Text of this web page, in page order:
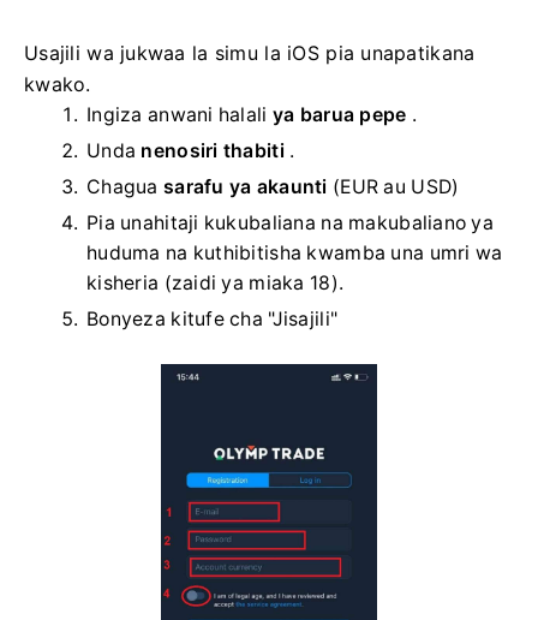
Usajili wa jukwaa la simu la iOS pia unapatikana
kwako.
Ingiza anwani halali ya barua pepe .
Unda nenosiri thabiti .
Chagua sarafu ya akaunti (EUR au USD)
Pia unahitaji kukubaliana na makubaliano ya
huduma na kuthibitisha kwamba una umri wa
kisheria (zaidi ya miaka 18).
Bonyeza kitufe cha "Jisajili"